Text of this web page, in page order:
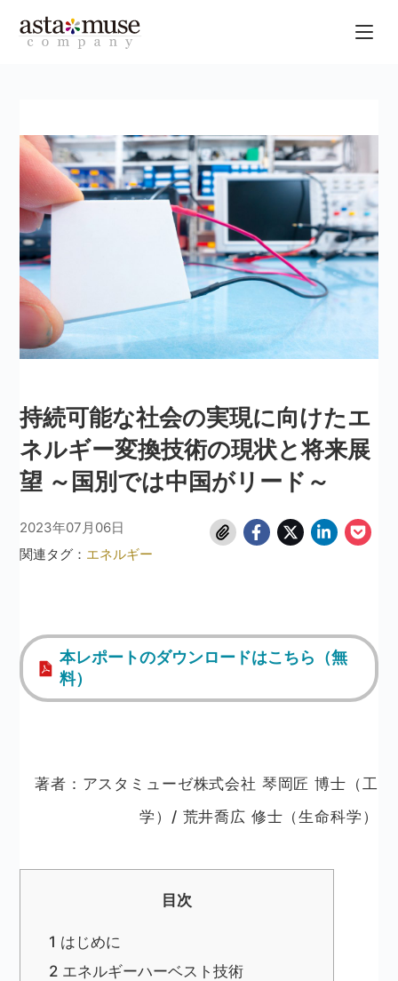
持続可能な社会の実現に向けたエ
ネルギー変換技術の現状と将来展
望 ～国別では中国がリード～
2023年07月06日
関連タグ： エネルギー
本レポートのダウンロードはこちら（無
料）
著者：アスタミューゼ株式会社 琴岡匠 博士（工
学）/ 荒井喬広 修士（生命科学）
目次
1 はじめに
2 エネルギーハーベスト技術